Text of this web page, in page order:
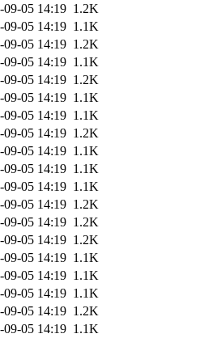
09-05 14:19 1.2K
09-05 14:19 1.1K
09-05 14:19 1.2K
09-05 14:19 1.1K
09-05 14:19 1.2K
09-05 14:19 1.1K
09-05 14:19 1.1K
09-05 14:19 1.2K
09-05 14:19 1.1K
09-05 14:19 1.1K
09-05 14:19 1.1K
09-05 14:19 1.2K
09-05 14:19 1.2K
09-05 14:19 1.2K
09-05 14:19 1.1K
09-05 14:19 1.1K
09-05 14:19 1.1K
09-05 14:19 1.2K
09-05 14:19 1.1K